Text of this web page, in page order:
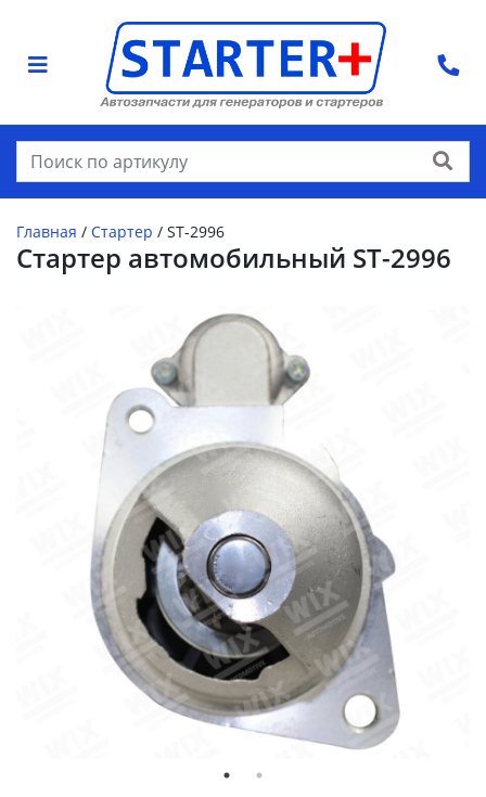
Найти
Главная / Стартер / ST-2996
Стартер автомобильный ST-2996